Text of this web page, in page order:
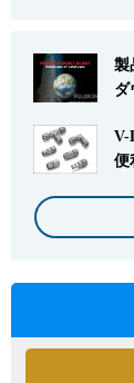
製
ダ
V-
便